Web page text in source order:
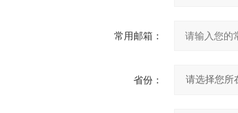
常用邮箱：
省份：